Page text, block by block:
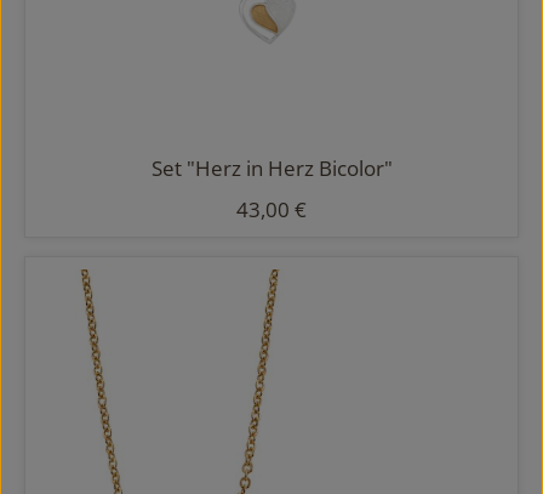
Set "Herz in Herz Bicolor"
Regulärer Preis:
43,00 €